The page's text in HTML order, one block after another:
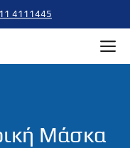
4111445
Μάσκα